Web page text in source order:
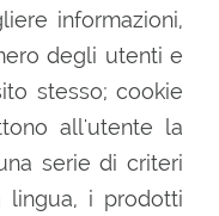
informazioni,
degli utenti e
stesso; cookie
all'utente la
serie di criteri
lingua, i prodotti